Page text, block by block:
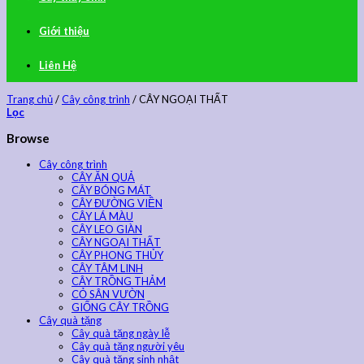
Giới thiệu
Liên Hệ
Trang chủ/Cây công trình /CÂY NGOẠI THẤT
Lọc
Browse
Cây công trình
CÂY ĂN QUẢ
CÂY BÓNG MÁT
CÂY ĐƯỜNG VIỀN
CÂY LÁ MÀU
CÂY LEO GIÀN
CÂY NGOẠI THẤT
CÂY PHONG THỦY
CÂY TÂM LINH
CÂY TRỒNG THẢM
CỎ SÂN VƯỜN
GIỐNG CÂY TRỒNG
Cây quà tặng
Cây quà tặng ngày lễ
Cây quà tặng người yêu
Cây quà tặng sinh nhật